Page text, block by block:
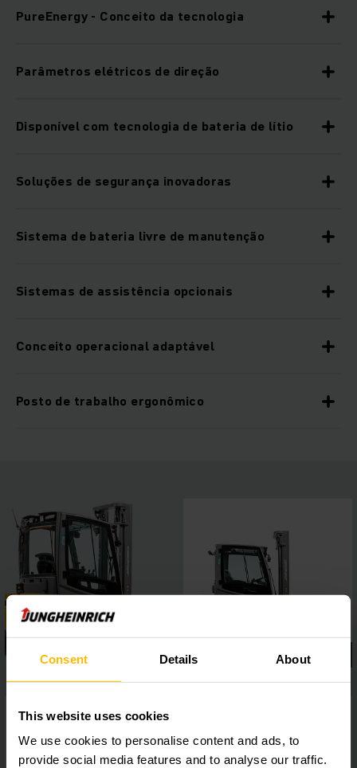
Consent Details About
This website uses cookies
We use cookies to personalise content and ads, to
provide social media features and to analyse our traffic.
PureEnergy - Conceito da tecnologia
Parâmetros elétricos de direção
Disponível com tecnologia de bateria de lítio
Soluções de segurança inovadoras
Sistema de bateria livre de manutenção
Sistemas de assistência opcionais
Conceito operacional adaptável
Posto de trabalho ergonômico